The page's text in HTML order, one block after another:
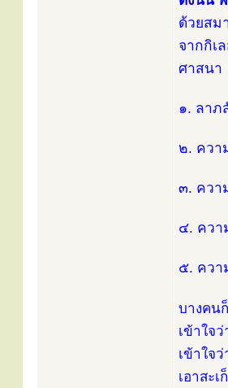
ด้วยสม
จากกิเ
ศาสนา
๑. ลาภ
๒. ควา
๓. ควา
๔. ควา
๕. ควา
บางคน
เข้าใจ
เข้าใจ
เอาสะ